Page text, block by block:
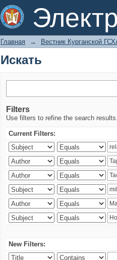
Искать
Главная → Вестник Курганской
Искать
Filters
Use filters to refine the search results.
Current Filters:
New Filters: